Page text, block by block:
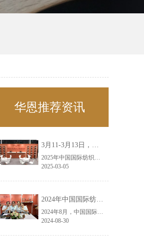
华恩推荐资讯
3月11-3月13日，华恩诚邀您共赴上海面辅料春夏展——华恩
2025年中国国际纺织面料及辅料（春夏）博览会即将盛大开启！感谢您对华恩品牌的关注！3.11-3.13，杭州华恩（LEMONLEE）诚邀您共赴这场春日的宴会！
2025-03-05
2024年中国国际纺织面料及辅料（秋冬）博览会完美收官！——华恩
2024年8月，中国国际纺织面料及辅料（秋冬）博览会完美收官！作为一家拥有30年历史的专业衣架制造商，我们非常荣幸能够参与这一盛会，并在此期间与众多客户进行了广泛而深入的交流。
2024-08-30